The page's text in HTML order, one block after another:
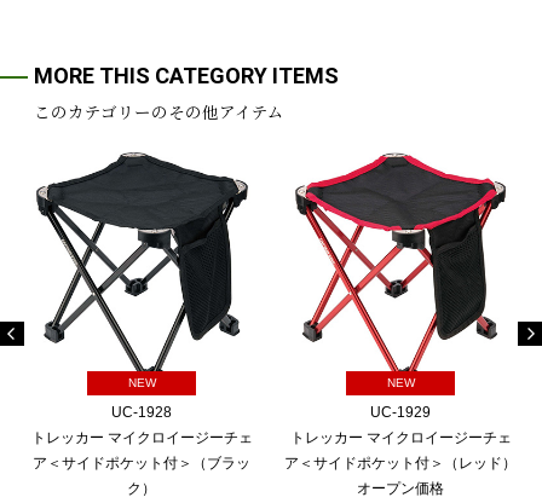
MORE THIS CATEGORY ITEMS
このカテゴリーのその他アイテム
NEW
UC-1928
トレッカー マイクロイージーチェ
ア＜サイドポケット付＞（ブラッ
ク）
NEW
UC-1929
トレッカー マイクロイージーチェ
ア＜サイドポケット付＞（レッド）
オープン価格